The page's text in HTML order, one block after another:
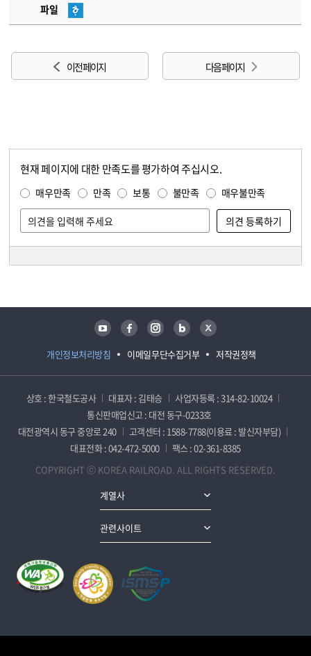
파일
이전 페이지 다음 페이지
현재 페이지에 대한 만족도를 평가하여 주십시오.
매우만족 만족 보통 불만족 매우불만족
개인정보처리방침 이메일무단수집거부 저작권정책
유튜브 페이스북 인스타그램 블로그 트위터
상호 : 한국철도공사 대표자 : 김태승
사업자등록 : 314-82-10024
통신판매업신고 : 대전 동구-0233호
대전광역시 동구 중앙로 240
고객센터 : 1588-7788(이용료 : 발신자부담)
대표전화 : 042-472-5000
팩스 : 02-361-8385
COPYRIGHT ⓒ KOREA RAILROAD. ALL RIGHTS RESERVED.
계열사
관련사이트